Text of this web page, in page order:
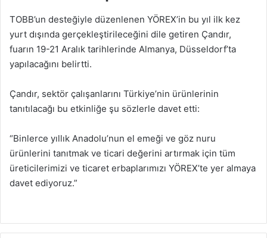
TOBB’un desteğiyle düzenlenen YÖREX’in bu yıl ilk kez
yurt dışında gerçekleştirileceğini dile getiren Çandır,
fuarın 19-21 Aralık tarihlerinde Almanya, Düsseldorf’ta
yapılacağını belirtti.
Çandır, sektör çalışanlarını Türkiye’nin ürünlerinin
tanıtılacağı bu etkinliğe şu sözlerle davet etti:
“Binlerce yıllık Anadolu’nun el emeği ve göz nuru
ürünlerini tanıtmak ve ticari değerini artırmak için tüm
üreticilerimizi ve ticaret erbaplarımızı YÖREX’te yer almaya
davet ediyoruz.”